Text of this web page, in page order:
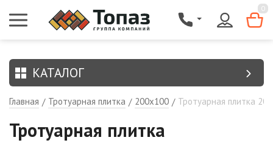
0
КАТАЛОГ
Главная / Тротуарная плитка / 200х100 / Тротуарная плитка
Тротуарная плитка